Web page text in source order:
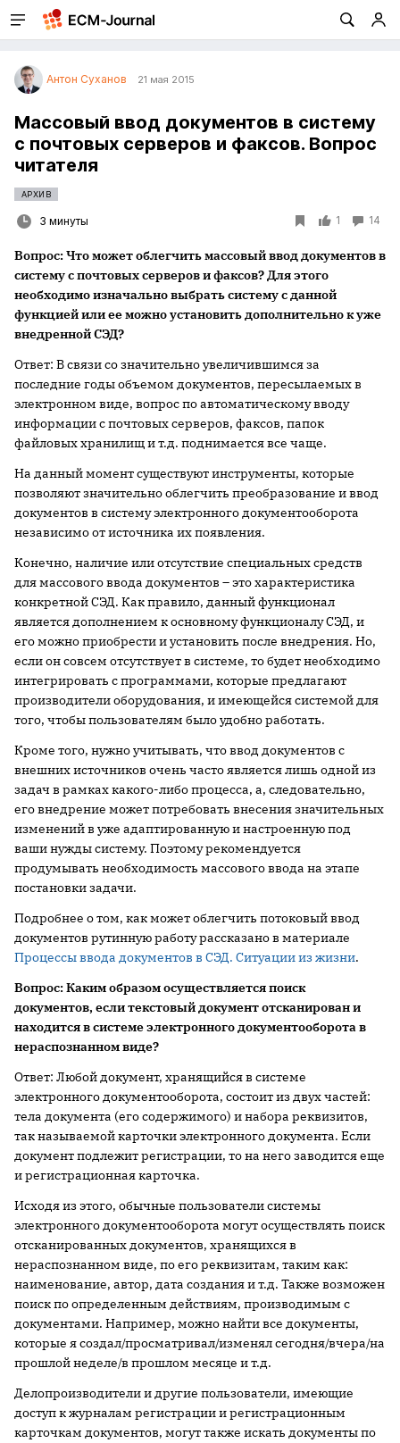
Антон Суханов 21 мая 2015
Массовый ввод документов в систему
с почтовых серверов и факсов. Вопрос
читателя
АРХИВ
3 минуты 1 14
Вопрос: Что может облегчить массовый ввод документов в
систему с почтовых серверов и факсов? Для этого
необходимо изначально выбрать систему с данной
функцией или ее можно установить дополнительно к уже
внедренной СЭД?
Ответ: В связи со значительно увеличившимся за
последние годы объемом документов, пересылаемых в
электронном виде, вопрос по автоматическому вводу
информации с почтовых серверов, факсов, папок
файловых хранилищ и т.д. поднимается все чаще.
На данный момент существуют инструменты, которые
позволяют значительно облегчить преобразование и ввод
документов в систему электронного документооборота
независимо от источника их появления.
Конечно, наличие или отсутствие специальных средств
для массового ввода документов – это характеристика
конкретной СЭД. Как правило, данный функционал
является дополнением к основному функционалу СЭД, и
его можно приобрести и установить после внедрения. Но,
если он совсем отсутствует в системе, то будет необходимо
интегрировать с программами, которые предлагают
производители оборудования, и имеющейся системой для
того, чтобы пользователям было удобно работать.
Кроме того, нужно учитывать, что ввод документов с
внешних источников очень часто является лишь одной из
задач в рамках какого-либо процесса, а, следовательно,
его внедрение может потребовать внесения значительных
изменений в уже адаптированную и настроенную под
ваши нужды систему. Поэтому рекомендуется
продумывать необходимость массового ввода на этапе
постановки задачи.
Подробнее о том, как может облегчить потоковый ввод
документов рутинную работу рассказано в материале
Процессы ввода документов в СЭД. Ситуации из жизни.
Вопрос: Каким образом осуществляется поиск
документов, если текстовый документ отсканирован и
находится в системе электронного документооборота в
нераспознанном виде?
Ответ: Любой документ, хранящийся в системе
электронного документооборота, состоит из двух частей:
тела документа (его содержимого) и набора реквизитов,
так называемой карточки электронного документа. Если
документ подлежит регистрации, то на него заводится еще
и регистрационная карточка.
Исходя из этого, обычные пользователи системы
электронного документооборота могут осуществлять поиск
отсканированных документов, хранящихся в
нераспознанном виде, по его реквизитам, таким как:
наименование, автор, дата создания и т.д. Также возможен
поиск по определенным действиям, производимым с
документами. Например, можно найти все документы,
которые я создал/просматривал/изменял сегодня/вчера/на
прошлой неделе/в прошлом месяце и т.д.
Делопроизводители и другие пользователи, имеющие
доступ к журналам регистрации и регистрационным
карточкам документов, могут также искать документы по